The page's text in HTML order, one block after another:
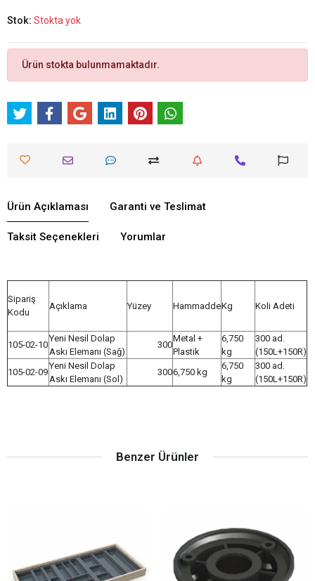
Stok: Stokta yok
Ürün stokta bulunmamaktadır.
Ürün Açıklaması Garanti ve Teslimat
Taksit Seçenekleri Yorumlar
Sipariş
Kodu
Açıklama Yüzey HammaddeKg Koli Adeti
105-02-10
Yeni Nesil Dolap
Askı Elemanı (Sağ)
300
Metal +
Plastik
6,750
kg
300 ad.
(150L+150R)
105-02-09
Yeni Nesil Dolap
Askı Elemanı (Sol)
3006,750 kg
6,750
kg
300 ad.
(150L+150R)
Benzer Ürünler